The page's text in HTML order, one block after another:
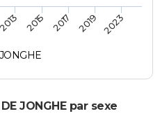
2013 2015 2017 2019 2023
JONGHE par sexe